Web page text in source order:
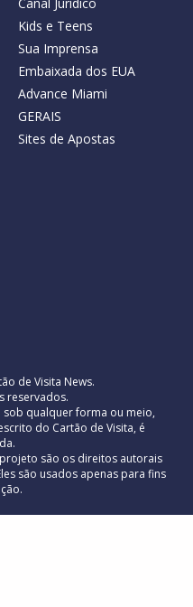
Kids e Teens
Sua Imprensa
Embaixada dos EUA
Advance Miami
GERAIS
Sites de Apostas
de Visita News.
reservados.
qualquer forma ou meio,
do Cartão de Visita, é
são os direitos autorais
são usados ​​apenas para fins